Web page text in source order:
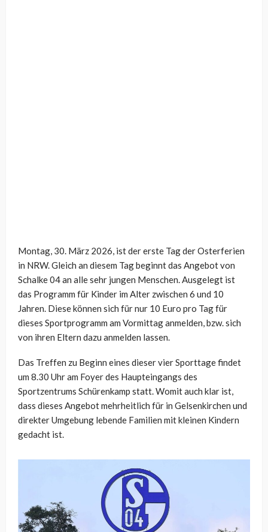
Montag, 30. März 2026, ist der erste Tag der Osterferien
in NRW. Gleich an diesem Tag beginnt das Angebot von
Schalke 04 an alle sehr jungen Menschen. Ausgelegt ist
das Programm für Kinder im Alter zwischen 6 und 10
Jahren. Diese können sich für nur 10 Euro pro Tag für
dieses Sportprogramm am Vormittag anmelden, bzw. sich
von ihren Eltern dazu anmelden lassen.
Das Treffen zu Beginn eines dieser vier Sporttage findet
um 8.30 Uhr am Foyer des Haupteingangs des
Sportzentrums Schürenkamp statt. Womit auch klar ist,
dass dieses Angebot mehrheitlich für in Gelsenkirchen und
direkter Umgebung lebende Familien mit kleinen Kindern
gedacht ist.